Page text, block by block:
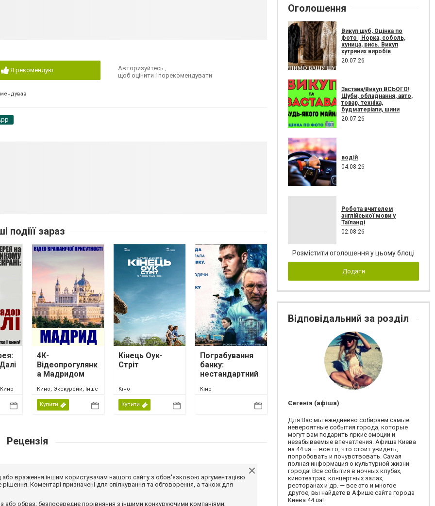
Я рекомендую Авторизуйтесь
щоб оцінити і порекомендувати
подіїї зараз
4К-
Відеопрогулянк
а Мадридом
Кино, Экскурсии, Інше
Купити
Кінець Оук-
Стріт
Кіно
Купити
Пограбування
банку:
нестандартний
Кіно
Рецензія
або враження іншим користувачам нашого сайту з обов'язковою аргументацією
Коментарі призначені для спілкування та обговорення, а також для
або образ; безпосереднє порівняння з іншими конкуруючими компаніями;
Оголошення
Викуп шуб, Оцінка по
фото | Норка, соболь,
куница, рись. Викуп
хутряних виробів
20.07.26
Застава/Викуп ВСЬОГО!
Шуби, обладнання, авто,
товар, техніка,
будматеріали, шини
20.07.26
водій
04.08.26
Робота вчителем
англійської мови у
Таїланді
02.08.26
Розмістити оголошення у цьому блоці
Додати
Відповідальний за розділ
Євгенія (афіша)
Для Вас мы ежедневно собираем самые
невероятные события города, которые
могут вам подарить яркие эмоции и
незабываемые впечатления. Афиша Киева
на 44.ua — все то, что стоит увидеть,
попробовать и почувствовать. Самая
полная информация о культурной жизни
города! Все события в ночных клубах,
кинотеатрах, концертных залах,
ресторанах и др. — все это и многое
другое, вы найдете в Афише сайта города
Киева 44.ua!